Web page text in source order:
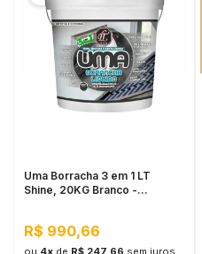
Uma Borracha 3 em 1 LT
Shine, 20KG Branco -
R$ 990,66